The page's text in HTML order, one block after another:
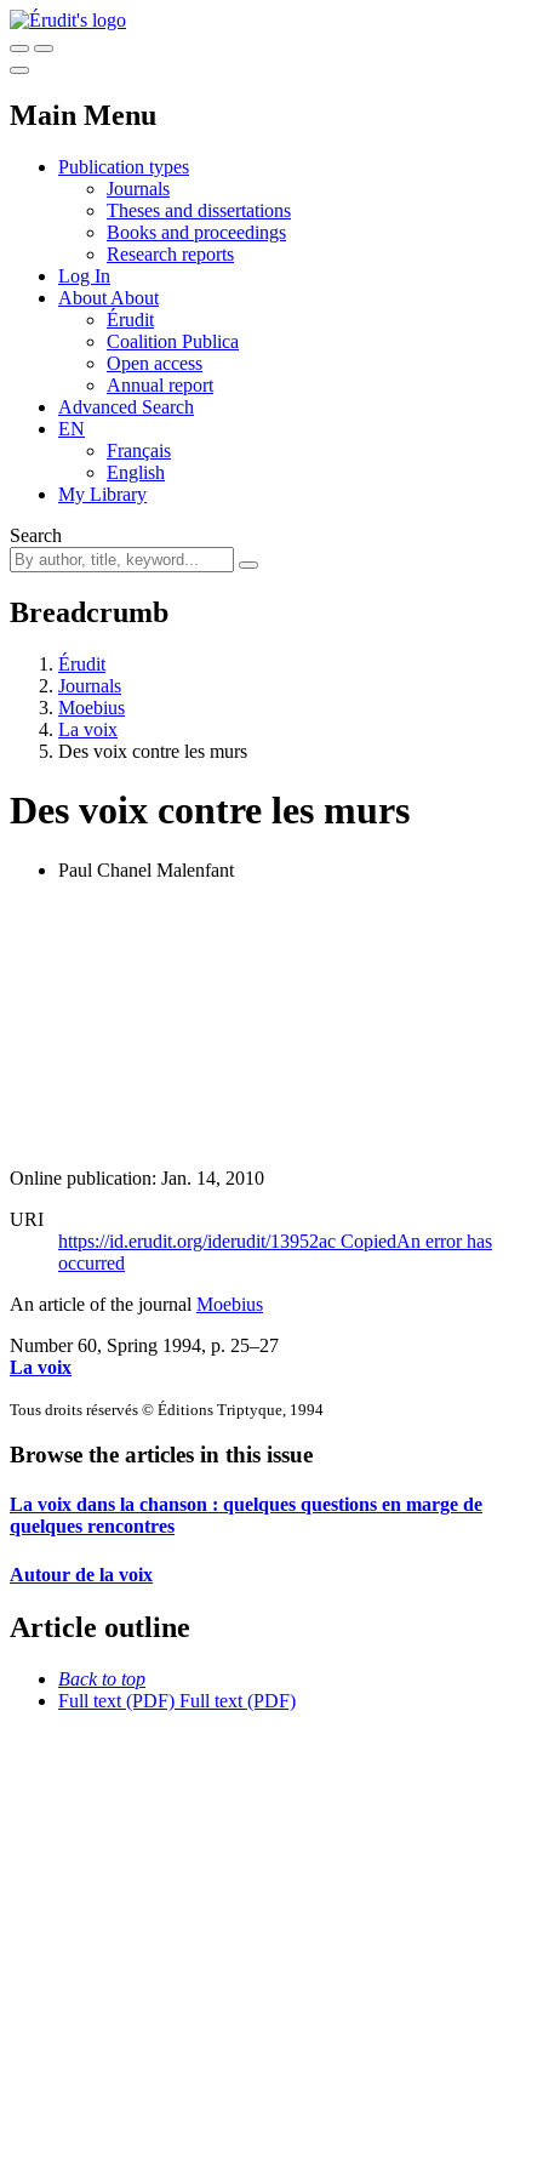
Main Menu
Publication types
Journals
Theses and dissertations
Books and proceedings
Research reports
Log In
About About
Érudit
Coalition Publica
Open access
Annual report
Advanced Search
EN
Français
English
My Library
Search
Breadcrumb
Érudit
Journals
Moebius
La voix
Des voix contre les murs
Des voix contre les murs
Paul Chanel Malenfant
Online publication: Jan. 14, 2010
URI
https://id.erudit.org/iderudit/13952ac CopiedAn error has
occurred
An article of the journal Moebius
Number 60, Spring 1994, p. 25–27
La voix
Tous droits réservés © Éditions Triptyque, 1994
Browse the articles in this issue
La voix dans la chanson : quelques questions en marge de
quelques rencontres
Autour de la voix
Article outline
Back to top
Full text (PDF) Full text (PDF)